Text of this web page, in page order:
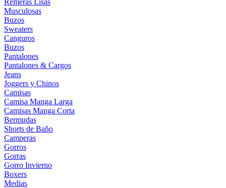
Remeras Lisas
Musculosas
Buzos
Sweaters
Canguros
Buzos
Pantalones
Pantalones & Cargos
Jeans
Joggers y Chinos
Camisas
Camisa Manga Larga
Camisas Manga Corta
Bermudas
Shorts de Baño
Camperas
Gorros
Gorras
Gorro Invierno
Boxers
Medias